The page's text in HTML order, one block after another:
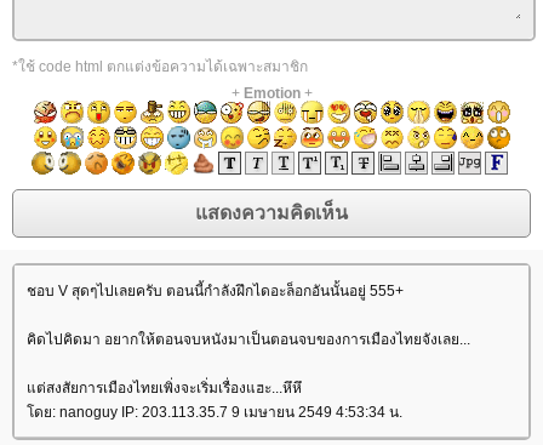
*ใช้ code html ตกแต่งข้อความได้เฉพาะสมาชิก
+ Emotion+
ชอบ V สุดๆไปเลยครับ ตอนนี้กำลังฝึกไดอะล็อกอันนั้นอยู่ 555+
คิดไปคิดมา อยากให้ตอนจบหนังมาเป็นตอนจบของการเมืองไทยจังเลย...
ต่สงสัยการเมืองไทยเพิ่งจะเริ่มเรื่องแฮะ...หึหึ
ดย: nanoguy IP: 203.113.35.7 9 เมษายน 2549 4:53:34 น.